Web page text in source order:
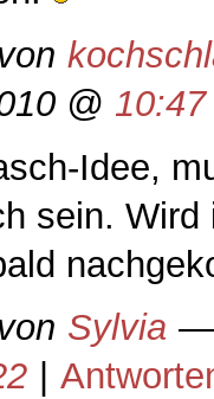
@ 10:47
Idee,
sein. Wird
Sylvia —